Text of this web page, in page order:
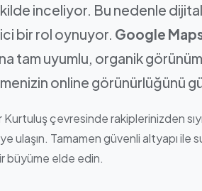
inceliyor. Bu nedenle
bir rol oynuyor. Google
tam uyumlu, organik
online görünürlüğünü
çevresinde rakiplerinizden
ulaşın. Tamamen güvenli altyapı ile
büyüme elde edin.